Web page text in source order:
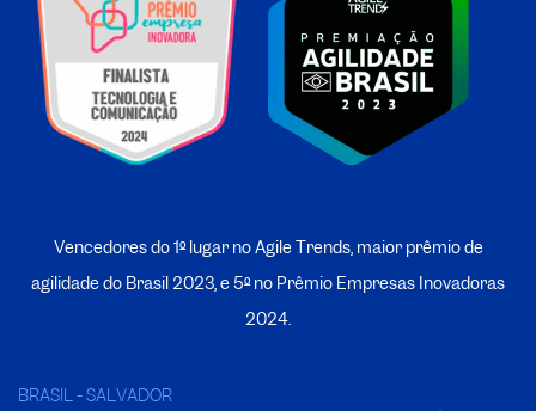
Vencedores do 1º lugar no Agile Trends, maior prêmio de
agilidade do Brasil 2023, e 5º no Prêmio Empresas Inovadoras
2024.
BRASIL - SALVADOR